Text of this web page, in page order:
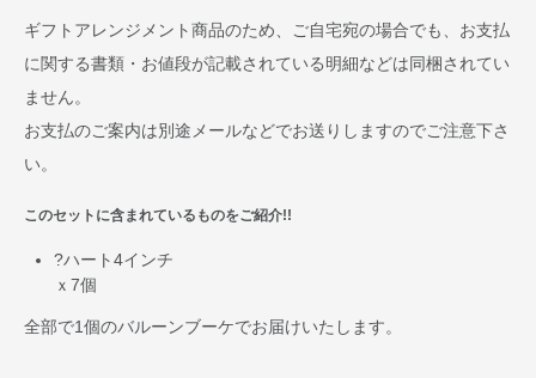
ギフトアレンジメント商品のため、ご自宅宛の場合でも、お支払
に関する書類・お値段が記載されている明細などは同梱されてい
ません。
お支払のご案内は別途メールなどでお送りしますのでご注意下さ
い。
このセットに含まれているものをご紹介!!
?ハート4インチ
ｘ7個
全部で1個のバルーンブーケでお届けいたします。